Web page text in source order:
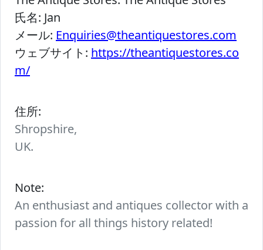
氏名: Jan
メール: Enquiries@theantiquestores.com
ウェブサイト: https://theantiquestores.co
m/
住所:
Shropshire,
UK.
Note:
An enthusiast and antiques collector with a
passion for all things history related!